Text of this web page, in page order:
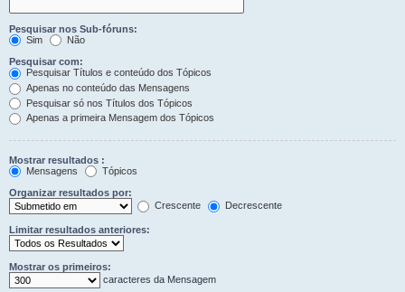
Pesquisar nos Sub-fóruns:
Sim
Não
Pesquisar com:
Pesquisar Títulos e conteúdo dos Tópicos
Apenas no conteúdo das Mensagens
Pesquisar só nos Títulos dos Tópicos
Apenas a primeira Mensagem dos Tópicos
Mostrar resultados :
Mensagens
Tópicos
Organizar resultados por:
Crescente
Decrescente
Limitar resultados anteriores:
Mostrar os primeiros:
caracteres da Mensagem